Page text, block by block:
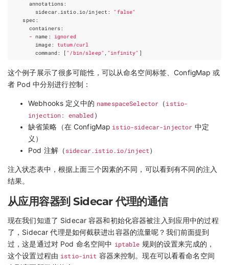
annotations:
sidecar.istio.io/inject :
"false"
spec :
containers:
- name :
ignored
image:
tutum/curl
command : [ "/bin/sleep" , "infinity" ]
这个例子展示了很多可能性，可以从命名空间标签、ConfigMap 或
者 Pod 中分别进行控制：
Webhooks 定义中的 namespaceSelector （istio-
injection: enabled）
缺省策略（在 ConfigMap istio-sidecar-injector 中定
义）
Pod 注解（sidecar.istio.io/inject）
注入状态表中，根据上面三个因素的不同，可以看到有不同的注入
结果。
从应用容器到 Sidecar 代理的通信
现在我们知道了 Sidecar 容器和初始化容器被注入到应用中的过程
了，Sidecar 代理是如何截获进出容器的流量呢？我们前面提到
过，这是通过对 Pod 命名空间中 iptable 规则的设置来完成的，
这个设置过程由 istio-init 容器来控制。现在可以看看命名空间